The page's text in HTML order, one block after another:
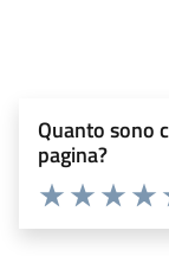
Quanto sono
pagina?
Valuta
Valuta 2
Valuta 1 stelle